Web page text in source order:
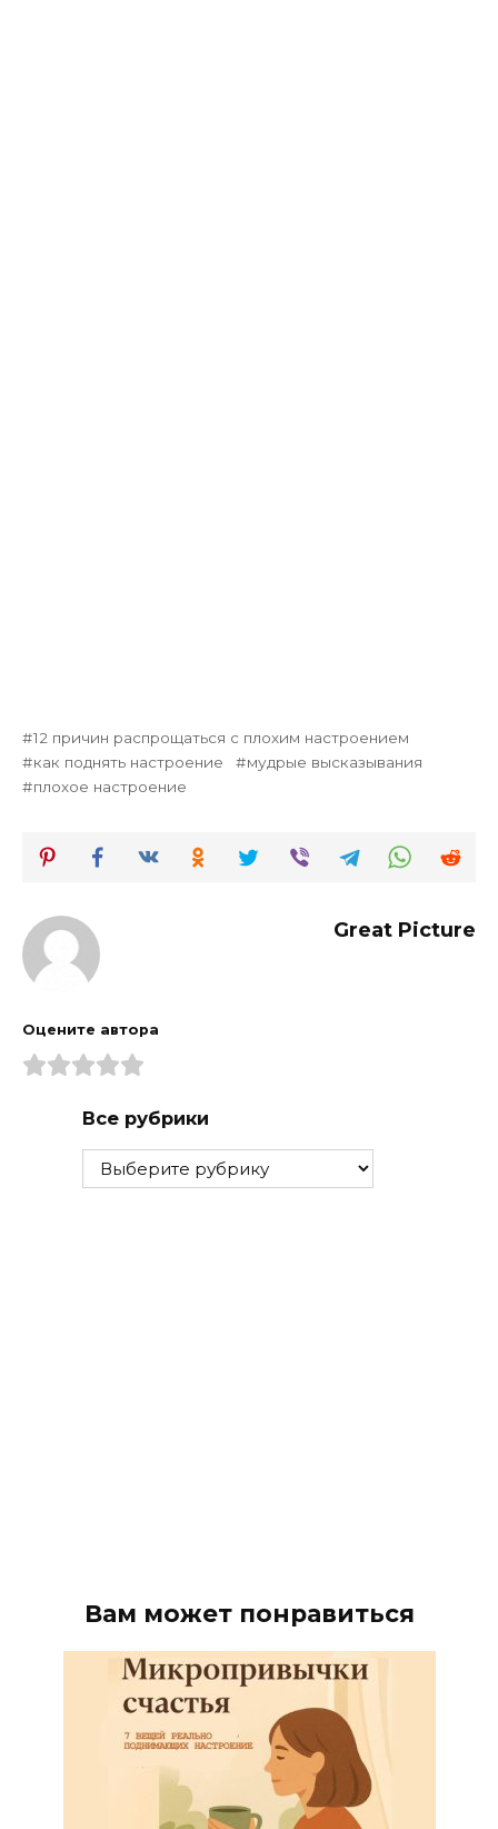
12 причин распрощаться с плохим настроением
как поднять настроение
мудрые высказывания
плохое настроение
Great Picture
Оцените автора
Все рубрики
Все
рубрики
Вам может понравиться